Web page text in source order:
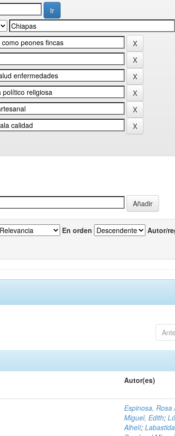
En orden Autor/
Autor(es)
Espinosa, Rosa
Miguel, Edith;
Alhelí;